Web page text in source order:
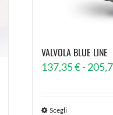
VALVOLA BLUE LINE
137,35€-
Scegli